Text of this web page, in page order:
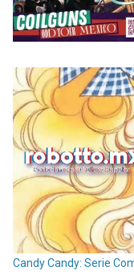
Candy Candy: Serie